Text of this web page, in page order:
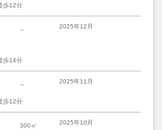
歩12分
2025年12月
--
歩14分
2025年11月
--
歩12分
2025年10月
300㎡